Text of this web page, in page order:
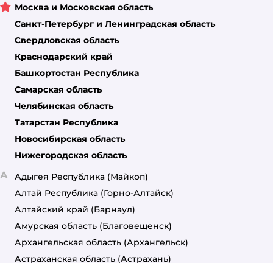
Москва и Московская область
Санкт-Петербург и Ленинградская область
Свердловская область
Краснодарский край
Башкортостан Республика
Самарская область
Челябинская область
Татарстан Республика
Новосибирская область
Нижегородская область
А Адыгея Республика (Майкоп)
Алтай Республика (Горно-Алтайск)
Алтайский край (Барнаул)
Амурская область (Благовещенск)
Архангельская область (Архангельск)
Астраханская область (Астрахань)